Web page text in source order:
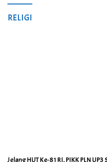
RELIGI
Jelang HUT Ke-81 RI, PIKK PLN